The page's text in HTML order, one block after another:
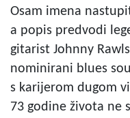
Osam imena
a popis predvodi
gitarist Johnny
nominirani blues
s karijerom dugom
73 godine života ne